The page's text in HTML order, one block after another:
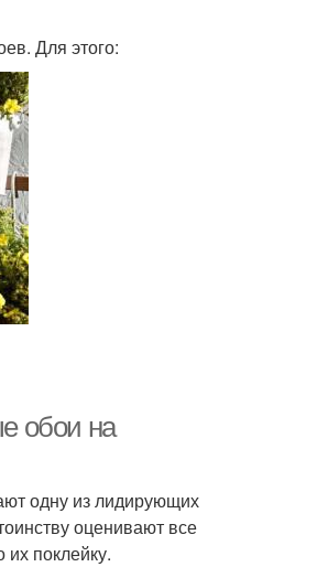
Для этого:
обои на
одну из лидирующих
оценивают все
поклейку.